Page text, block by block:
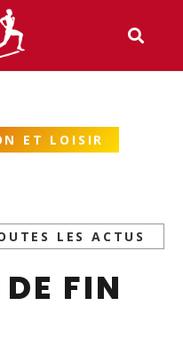
ET LOISIR
LES ACTUS
FIN